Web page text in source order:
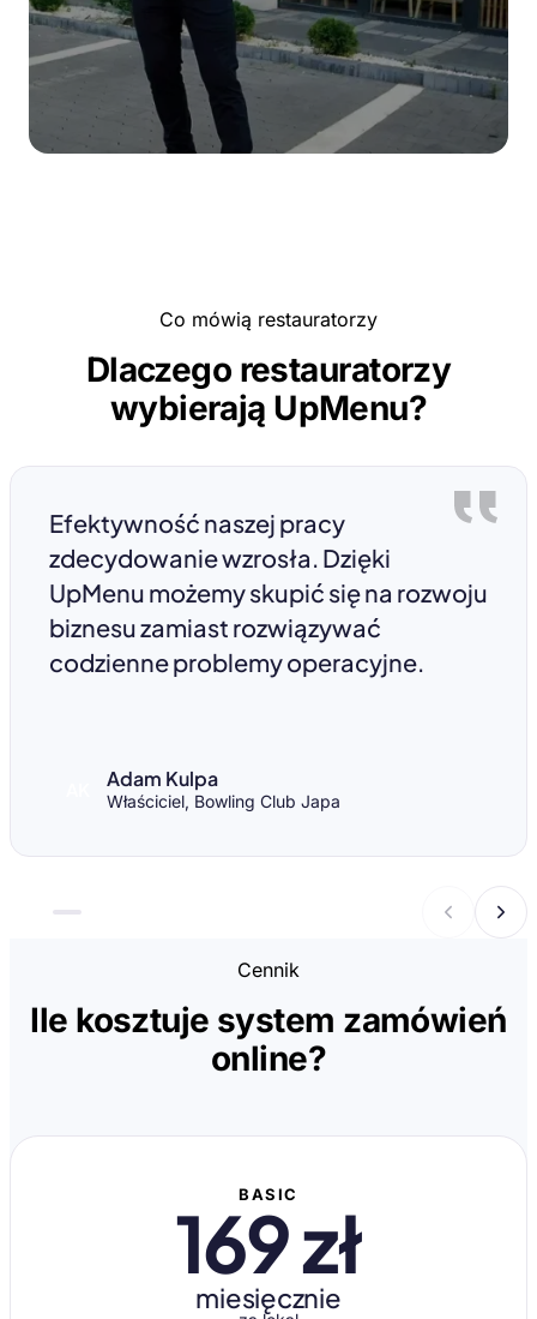
Co mówią restauratorzy
Dlaczego restauratorzy
wybierają UpMenu?
Efektywność naszej pracy
zdecydowanie wzrosła. Dzięki
UpMenu możemy skupić się na rozwoju
biznesu zamiast rozwiązywać
codzienne problemy operacyjne.
Adam Kulpa
Właściciel, Bowling Club Japa
Cennik
Ile kosztuje system zamówień
online?
BASIC
169 zł
miesięcznie